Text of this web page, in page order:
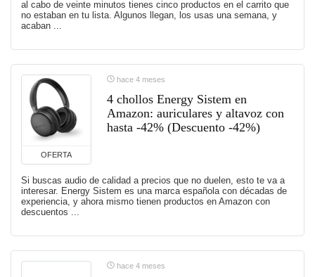
al cabo de veinte minutos tienes cinco productos en el carrito que
no estaban en tu lista. Algunos llegan, los usas una semana, y
acaban ...
OFERTA
hace 4 meses
4 chollos Energy Sistem en
Amazon: auriculares y altavoz con
hasta -42% (Descuento -42%)
Si buscas audio de calidad a precios que no duelen, esto te va a
interesar. Energy Sistem es una marca española con décadas de
experiencia, y ahora mismo tienen productos en Amazon con
descuentos ...
hace 4 meses